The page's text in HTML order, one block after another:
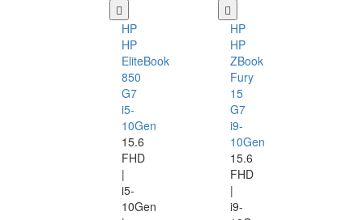
HP
HP
EliteBook
850
G7
i5-
10Gen
15.6
FHD
|
i5-
10Gen
HP
HP
ZBook
Fury
15
G7
i9-
10Gen
15.6
FHD
|
i9-